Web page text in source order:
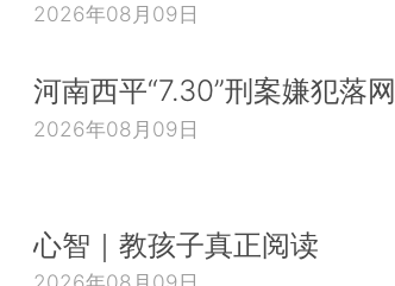
2026年08月09日
河南西平“7.30”刑案嫌犯落网
2026年08月09日
心智｜教孩子真正阅读